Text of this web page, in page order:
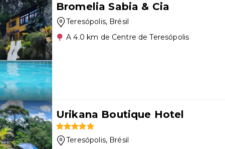
Bromelia Sabia & Cia
Teresópolis, Brésil
A 4.0 km de Centre de Teresópolis
Urikana Boutique Hotel
Teresópolis, Brésil